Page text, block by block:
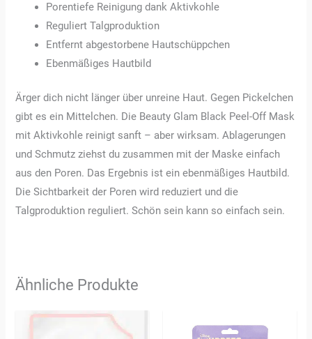
Porentiefe Reinigung dank Aktivkohle
Reguliert Talgproduktion
Entfernt abgestorbene Hautschüppchen
Ebenmäßiges Hautbild
Ärger dich nicht länger über unreine Haut. Gegen Pickelchen
gibt es ein Mittelchen. Die Beauty Glam Black Peel-Off Mask
mit Aktivkohle reinigt sanft – aber wirksam. Ablagerungen
und Schmutz ziehst du zusammen mit der Maske einfach
aus den Poren. Das Ergebnis ist ein ebenmäßiges Hautbild.
Die Sichtbarkeit der Poren wird reduziert und die
Talgproduktion reguliert. Schön sein kann so einfach sein.
Ähnliche Produkte